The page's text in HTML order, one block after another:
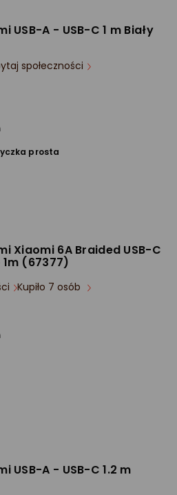
USB-A - USB-C 1 m Biały
społeczności
prosta
Xiaomi 6A Braided USB-C
(67377)
Kupiło 7 osób
USB-A - USB-C 1.2 m